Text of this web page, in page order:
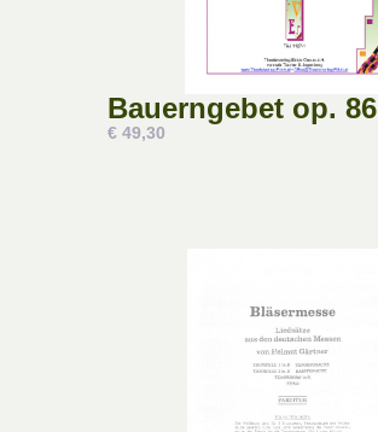
Bauerngebet op. 86
€ 49,30